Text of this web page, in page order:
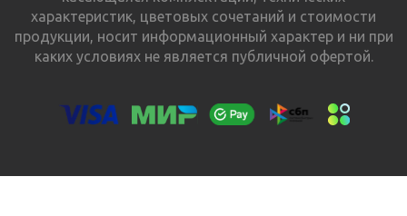
характеристик, цветовых сочетаний и стоимости
продукции, носит информационный характер и ни при
каких условиях не является публичной офертой.